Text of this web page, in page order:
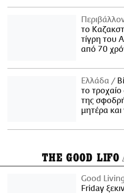
το
τίγρη του
από 70
Ελλάδα
το τροχαίο
της
μητέρα και
THE GOOD LIFO
Good
Friday